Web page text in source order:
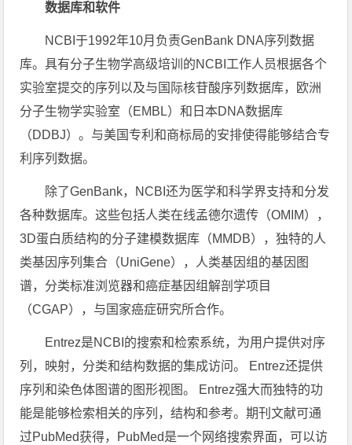
数据库和软件
NCBI于1992年10月负责GenBank DNA序列数据
库。具有分子生物学高级培训的NCBI工作人员根据各个
实验室提交的序列以及与国际核苷酸序列数据库，欧洲
分子生物学实验室（EMBL）和日本DNA数据库
（DDBJ）。与美国专利和商标局的安排使得能够结合专
利序列数据。
除了GenBank，NCBI还为医学和科学界支持和分发
各种数据库。这些包括人类在线孟德尔遗传（OMIM），
3D蛋白质结构的分子建模数据库（MMDB），独特的人
类基因序列集合（UniGene），人类基因组的基因图
谱，分类标准浏览器和癌症基因组解剖学项目
（CGAP），与国家癌症研究所合作。
Entrez是NCBI的搜索和检索系统，为用户提供对序
列，映射，分类和结构数据的集成访问。 Entrez还提供
序列和染色体图谱的图形视图。 Entrez强大而独特的功
能是能够检索相关的序列，结构和参考。期刊文献可通
过PubMed获得，PubMed是一个网络搜索界面，可以访